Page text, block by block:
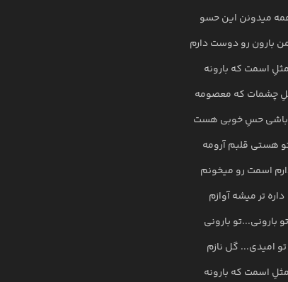
میدونن این حسو
بارون رو دوست دارم
مثلِ اسمت که بارونه
چشمات که معصومه
باشی حسِ خوبی هست
هستی قلبم آرومه
اسمت رو میخونم
داره تر میشه آوازم
تو بارونی...تو بارونی
تو امیدی... گل نازم
مثلِ اسمت که بارونه